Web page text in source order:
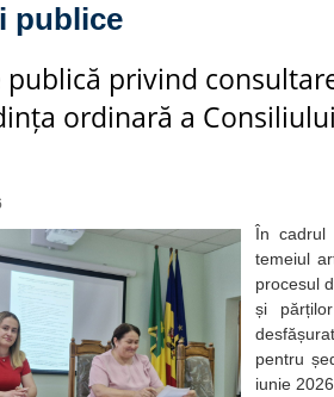
publice
publică privind
ordinară a
În cadrul
temeiul
procesul
și
pentru
iunie 2026.